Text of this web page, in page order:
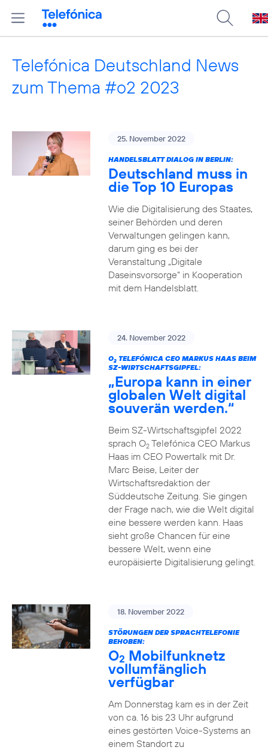
Telefónica Deutschland News
zum Thema #o2 2023
25. November 2022
HANDELSBLATT DIALOG IN BERLIN:
Deutschland muss in
die Top 10 Europas
Wie die Digitalisierung des Staates,
seiner Behörden und deren
Verwaltungen gelingen kann,
darum ging es bei der
Veranstaltung „Digitale
Daseinsvorsorge“ in Kooperation
mit dem Handelsblatt.
24. November 2022
O2TELEFÓNICA CEO MARKUS HAAS BEIM
SZ-WIRTSCHAFTSGIPFEL:
„Europa kann in einer
globalen Welt digital
souverän werden.“
Beim SZ-Wirtschaftsgipfel 2022
sprach O2Telefónica CEO Markus
Haas im CEO Powertalk mit Dr.
Marc Beise, Leiter der
Wirtschaftsredaktion der
Süddeutsche Zeitung. Sie gingen
der Frage nach, wie die Welt digital
eine bessere werden kann. Haas
sieht große Chancen für eine
bessere Welt, wenn eine
europäisierte Digitalisierung gelingt.
18. November 2022
STÖRUNGEN DER SPRACHTELEFONIE
BEHOBEN:
O2 Mobilfunknetz
vollumfänglich
verfügbar
Am Donnerstag kam es in der Zeit
von ca. 16 bis 23 Uhr aufgrund
eines gestörten Voice-Systems an
einem Standort zu